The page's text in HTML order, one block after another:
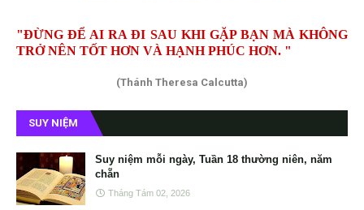
"ĐỪNG ĐỂ AI RA ĐI SAU KHI GẶP BẠN MÀ KHÔNG
TRỞ NÊN TỐT HƠN VÀ HẠNH PHÚC HƠN. "
(Thánh Theresa Calcutta)
SUY NIỆM
Suy niệm mỗi ngày, Tuần 18 thường niên, năm
chẵn
Tháng Tám 02, 2026